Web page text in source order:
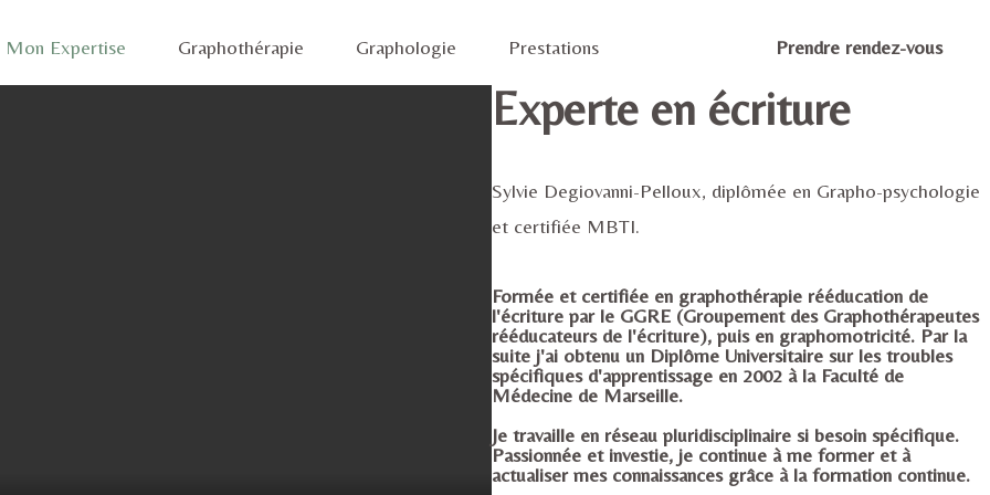
Mon Expertise Graphothérapie Graphologie Prestations Prendre rendez-vous
Experte en écriture
Sylvie Degiovanni-Pelloux, diplômée en Grapho-psychologie
et certifiée MBTI.
Formée et certifiée en graphothérapie rééducation de
l'écriture par le GGRE (Groupement des Graphothérapeutes
rééducateurs de l'écriture), puis en graphomotricité. Par la
suite j'ai obtenu un Diplôme Universitaire sur les troubles
spécifiques d'apprentissage en 2002 à la Faculté de
Médecine de Marseille.
Je travaille en réseau pluridisciplinaire si besoin spécifique.
Passionnée et investie, je continue à me former et à
actualiser mes connaissances grâce à la formation continue.